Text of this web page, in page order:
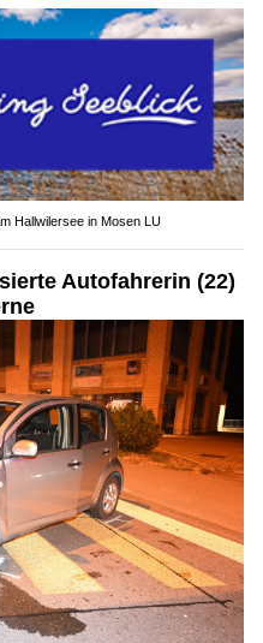
Hallwilersee in Mosen LU
Autofahrerin (22)